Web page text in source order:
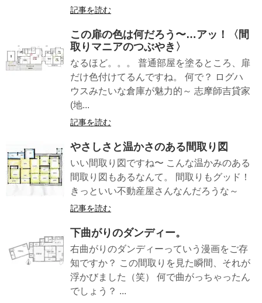
記事を読む
この扉の色は何だろう〜…アッ！〈間
取りマニアのつぶやき〉
なるほど。。。 普通部屋を塗るところ、扉
だけ色付けてるんですね。 何で？ ログハ
ウスみたいな倉庫が魅力的～ 志摩師吉貸家
(地...
記事を読む
やさしさと温かさのある間取り図
いい間取り図ですね〜 こんな温かみのある
間取り図もあるなんて。 間取りもグッド！
きっといい不動産屋さんなんだろうな～
記事を読む
下曲がりのダンディー。
右曲がりのダンディーっていう漫画をご存
知ですか？ この間取りを見た瞬間、それが
浮かびました（笑） 何で曲がっちゃったん
でしょう？ ...